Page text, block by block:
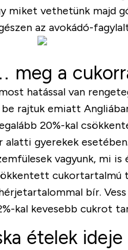
miket vethetünk majd
az avokádó-
meg a
hatással van
rajtuk emiatt
20%-kal
alatti gyerekek
vagyunk, mi
cukortartalmú
bír.
kal kevesebb cukrot
ételek ideje